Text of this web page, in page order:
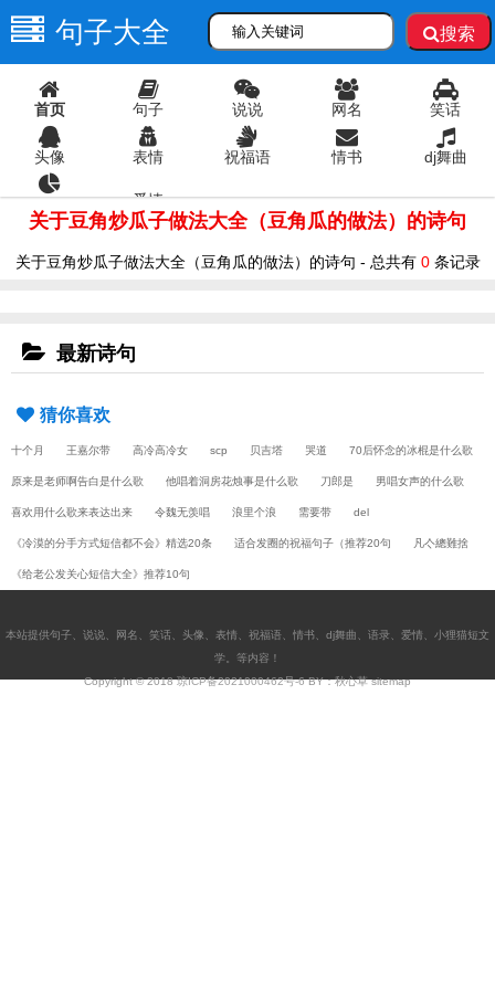
句子大全 搜索
首页 句子 说说 网名 笑话
头像 表情 祝福语 情书 dj舞曲
爱情
关于豆角炒瓜子做法大全（豆角瓜的做法）的诗句
关于豆角炒瓜子做法大全（豆角瓜的做法）的诗句 - 总共有 0条记录
最新诗句
猜你喜欢
十个月 王嘉尔带 高冷高冷女 scp 贝吉塔 哭道 70后怀念的冰棍是什么歌
原来是老师啊告白是什么歌 他唱着洞房花烛事是什么歌 刀郎是 男唱女声的什么歌
喜欢用什么歌来表达出来 令魏无羡唱 浪里个浪 需要带 del
《冷漠的分手方式短信都不会》精选20条 适合发圈的祝福句子（推荐20句 凡亽總難捨
《给老公发关心短信大全》推荐10句
本站提供句子 说说 网名 笑话 头像 表情 祝福语 情书 dj舞曲 语录 爱情
小狸猫短文
学 。等内容！
Copyright © 2018琼ICP备2021000462号-6BY：秋心草sitemap